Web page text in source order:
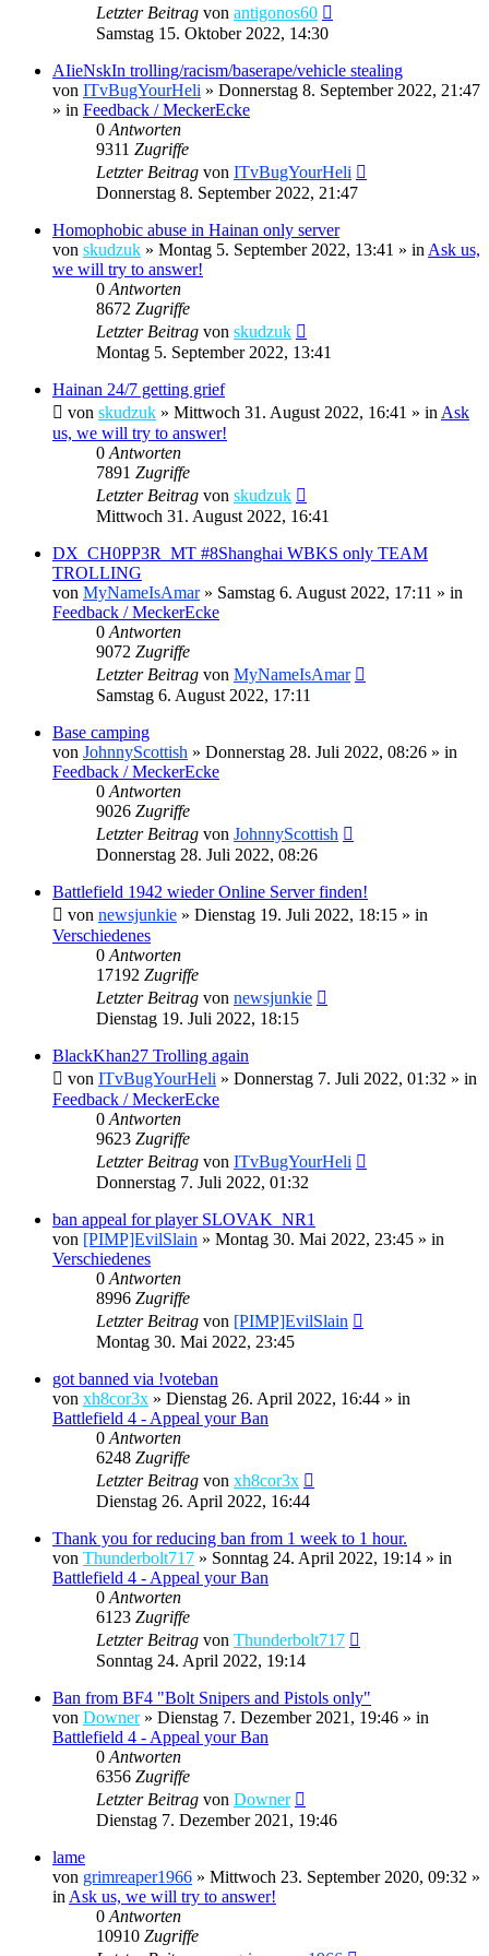
Letzter Beitrag von antigonos60
Samstag 15. Oktober 2022, 14:30
AIieNskIn trolling/racism/baserape/vehicle stealing
von ITvBugYourHeli » Donnerstag 8. September 2022, 21:47
» in Feedback / MeckerEcke
0 Antworten
9311 Zugriffe
Letzter Beitrag von ITvBugYourHeli
Donnerstag 8. September 2022, 21:47
Homophobic abuse in Hainan only server
von skudzuk » Montag 5. September 2022, 13:41 » in Ask us,
we will try to answer!
0 Antworten
8672 Zugriffe
Letzter Beitrag von skudzuk
Montag 5. September 2022, 13:41
Hainan 24/7 getting grief
von skudzuk » Mittwoch 31. August 2022, 16:41 » in Ask
us, we will try to answer!
0 Antworten
7891 Zugriffe
Letzter Beitrag von skudzuk
Mittwoch 31. August 2022, 16:41
DX_CH0PP3R_MT #8Shanghai WBKS only TEAM
TROLLING
von MyNameIsAmar» Samstag 6. August 2022, 17:11 » in
Feedback / MeckerEcke
0 Antworten
9072 Zugriffe
Letzter Beitrag von MyNameIsAmar
Samstag 6. August 2022, 17:11
Base camping
von JohnnyScottish » Donnerstag 28. Juli 2022, 08:26 » in
Feedback / MeckerEcke
0 Antworten
9026 Zugriffe
Letzter Beitrag von JohnnyScottish
Donnerstag 28. Juli 2022, 08:26
Battlefield 1942 wieder Online Server finden!
von newsjunkie » Dienstag 19. Juli 2022, 18:15 » in
Verschiedenes
0 Antworten
17192 Zugriffe
Letzter Beitrag von newsjunkie
Dienstag 19. Juli 2022, 18:15
BlackKhan27 Trolling again
von ITvBugYourHeli » Donnerstag 7. Juli 2022, 01:32 » in
Feedback / MeckerEcke
0 Antworten
9623 Zugriffe
Letzter Beitrag von ITvBugYourHeli
Donnerstag 7. Juli 2022, 01:32
ban appeal for player SLOVAK_NR1
von [PIMP]EvilSlain » Montag 30. Mai 2022, 23:45 » in
Verschiedenes
0 Antworten
8996 Zugriffe
Letzter Beitrag von [PIMP]EvilSlain
Montag 30. Mai 2022, 23:45
got banned via !voteban
von xh8cor3x » Dienstag 26. April 2022, 16:44 » in
Battlefield 4 - Appeal your Ban
0 Antworten
6248 Zugriffe
Letzter Beitrag von xh8cor3x
Dienstag 26. April 2022, 16:44
Thank you for reducing ban from 1 week to 1 hour.
von Thunderbolt717 » Sonntag 24. April 2022, 19:14 » in
Battlefield 4 - Appeal your Ban
0 Antworten
6123 Zugriffe
Letzter Beitrag von Thunderbolt717
Sonntag 24. April 2022, 19:14
Ban from BF4 "Bolt Snipers and Pistols only"
von Downer» Dienstag 7. Dezember 2021, 19:46 » in
Battlefield 4 - Appeal your Ban
0 Antworten
6356 Zugriffe
Letzter Beitrag von Downer
Dienstag 7. Dezember 2021, 19:46
lame
von grimreaper1966 » Mittwoch 23. September 2020, 09:32 »
in Ask us, we will try to answer!
0 Antworten
10910 Zugriffe